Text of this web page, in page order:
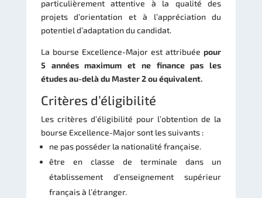
particulièrement attentive à la qualité des
projets d’orientation et à l’appréciation du
potentiel d’adaptation du candidat.
La bourse Excellence-Major est attribuéepour
5 années maximum et ne finance pas les
études au-delà du Master 2 ou équivalent.
Critères d’éligibilité
Les critères d’éligibilité pour l’obtention de la
bourse Excellence-Major sont les suivants :
ne pas posséder la nationalité française.
être en classe de terminale dans un
établissement d’enseignement supérieur
français à l’étranger.